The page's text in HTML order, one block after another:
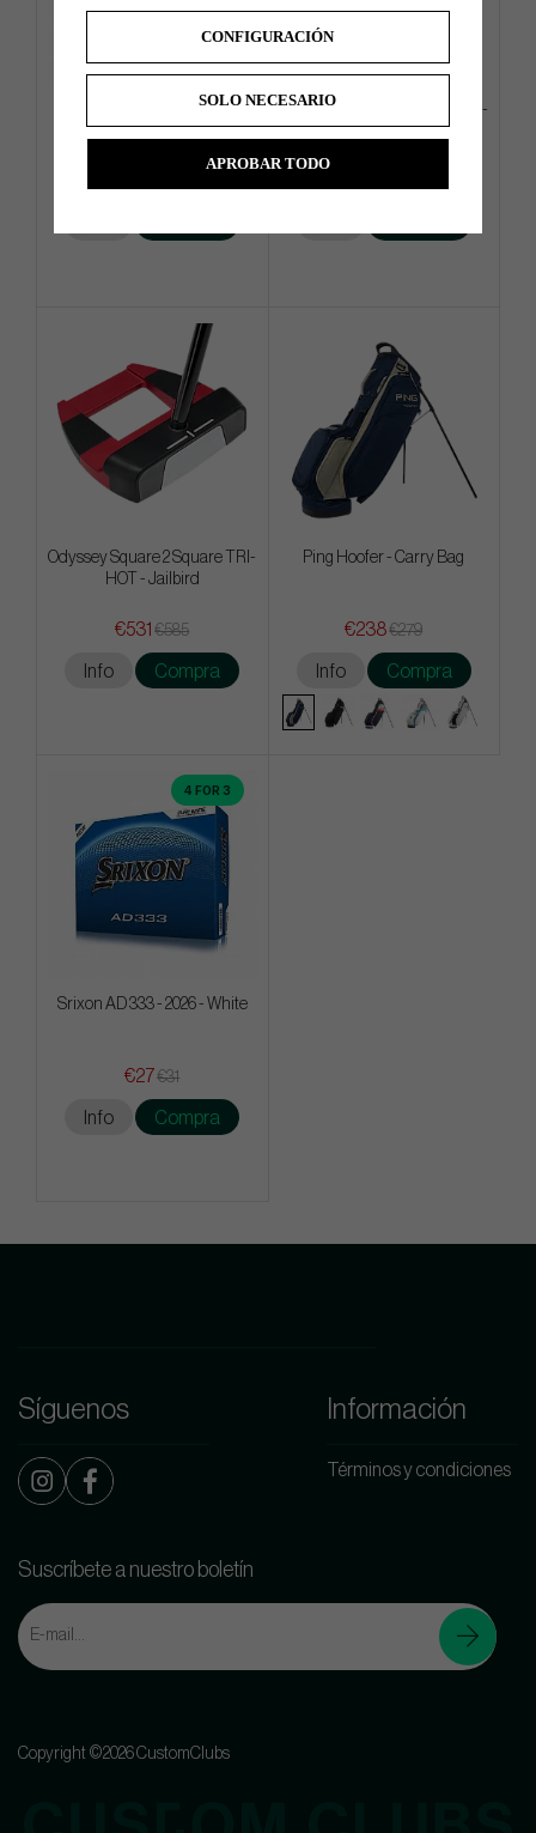
Titleist Practice Ball bag -
Black/White
Odyssey Square 2 Square TRI-
HOT - #7
Odyssey Square 2 Square TRI-
HOT - Jailbird
€531 €585
Info Compra
Ping Hoofer - Carry Bag
€238€279
Info Compra
4 FOR 3
Srixon AD 333 - 2026 - White
€27€31
Info Compra
Síguenos Información
Términos y condiciones
Suscríbete a nuestro boletín
Copyright ©2026 CustomClubs
CONFIGURACIÓN
SOLO NECESARIO
APROBAR TODO